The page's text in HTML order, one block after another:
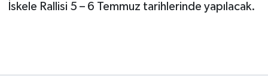
İskele Rallisi 5 – 6 Temmuz tarihlerinde yapılacak.